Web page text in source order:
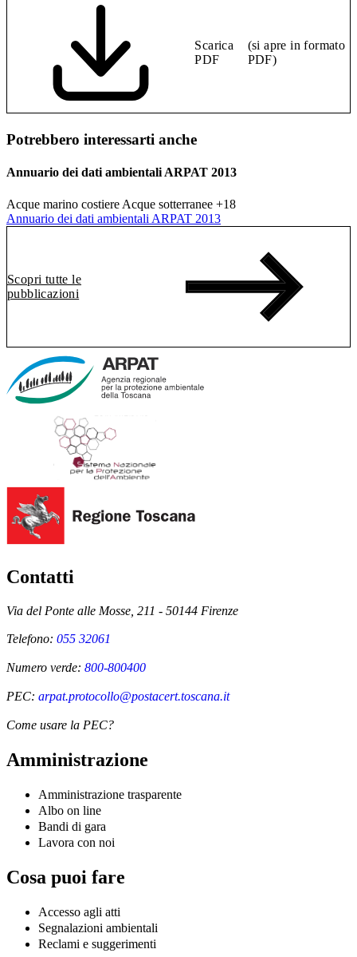
Scarica
PDF
(si apre in formato
PDF)
Potrebbero interessarti anche
Annuario dei dati ambientali ARPAT 2013
Acque marino costiere Acque sotterranee +18
Annuario dei dati ambientali ARPAT 2013
Scopri tutte le
pubblicazioni
Contatti
Via del Ponte alle Mosse, 211 - 50144 Firenze
Telefono: 055 32061
Numero verde: 800-800400
PEC: arpat.protocollo@postacert.toscana.it
Come usare la PEC?
Amministrazione
Amministrazione trasparente
Albo on line
Bandi di gara
Lavora con noi
Cosa puoi fare
Accesso agli atti
Segnalazioni ambientali
Reclami e suggerimenti